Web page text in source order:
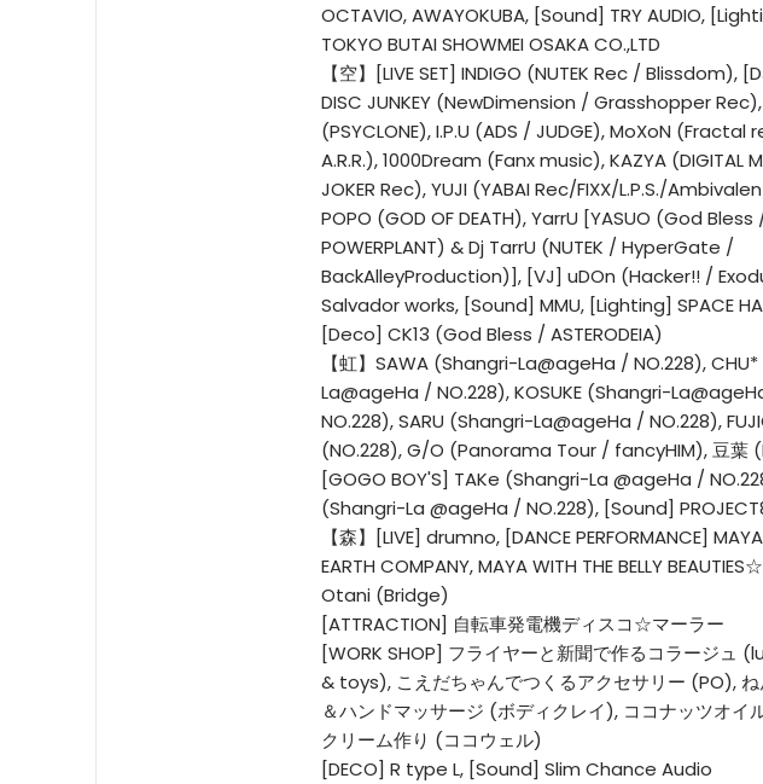
OCTAVIO, AWAYOKUBA, [Sound] TRY AUDIO,
TOKYO BUTAI SHOWMEI OSAKA CO.,LTD
【空】[LIVE SET] INDIGO (NUTEK Rec / Blissdom),
DISC JUNKEY (NewDimension / Grasshopper Rec),
(PSYCLONE), I.P.U (ADS / JUDGE), MoXoN (Fractal
A.R.R.), 1000Dream (Fanx music), KAZYA (DIGITAL
JOKER Rec), YUJI (YABAI Rec/FIXX/L.P.S./
POPO (GOD OF DEATH), YarrU [YASUO (God Bless
POWERPLANT) & Dj TarrU (NUTEK / HyperGate /
BackAlleyProduction)], [VJ] uDOn (Hacker!! /
Salvador works, [Sound] MMU, [Lighting] SPACE
[Deco] CK13 (God Bless / ASTERODEIA)
【虹】SAWA (Shangri-La@ageHa / NO.228),
La@ageHa / NO.228), KOSUKE (Shangri-
NO.228), SARU (Shangri-La@ageHa / NO.228),
(NO.228), G/O (Panorama Tour / fancyHIM), 豆葉
[GOGO BOY'S] TAKe (Shangri-La @ageHa /
(Shangri-La @ageHa / NO.228), [Sound]
【森】[LIVE] drumno, [DANCE PERFORMANCE] MAYA
EARTH COMPANY, MAYA WITH THE BELLY
Otani (Bridge)
[ATTRACTION] 自転車発電機ディスコ☆マーラー
[WORK SHOP] フライヤーと新聞で作るコラージュ
& toys), こえだちゃんでつくるアクセサリー (PO), ね
＆ハンドマッサージ (ボディクレイ), ココナッツオイ
クリーム作り (ココウェル)
[DECO] R type L, [Sound] Slim Chance Audio